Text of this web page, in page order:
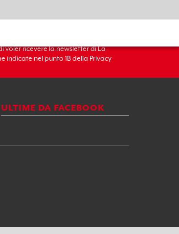
voler ricevere la newsletter di La
indicate nel punto 1B della Privacy
ULTIME DA FACEBOOK